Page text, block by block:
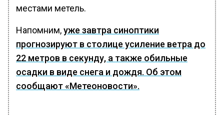
местами метель.
Напомним,уже завтра синоптики
прогнозируют в столице усиление ветра до
22 метров в секунду, а также обильные
осадки в виде снега и дождя. Об этом
сообщают «Метеоновости».